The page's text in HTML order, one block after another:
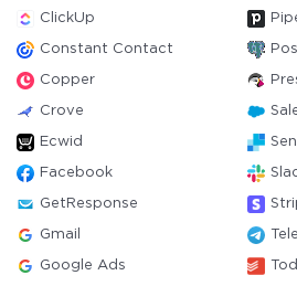
ClickUp
Constant Contact
Copper
Crove
Ecwid
Facebook
GetResponse
Gmail
Google Ads